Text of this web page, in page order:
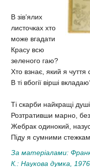
В зів’ялих
листочках хто
може вгадати
Красу всю
зеленого гаю?
Хто взнає, який я чуття
В ті вбогії вірші
Ті скарби найкращі
Розтративши марно,
Жебрак одинокий,
Піду я сумними
За матеріалами:
К.: Наукова думка,